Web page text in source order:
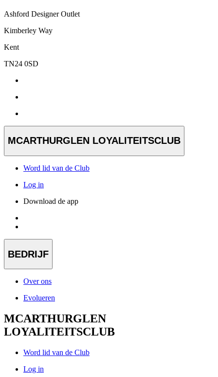
Ashford Designer Outlet
Kimberley Way
Kent
TN24 0SD
MCARTHURGLEN LOYALITEITSCLUB
Word lid van de Club
Log in
Download de app
BEDRIJF
Over ons
Evolueren
MCARTHURGLEN
LOYALITEITSCLUB
Word lid van de Club
Log in